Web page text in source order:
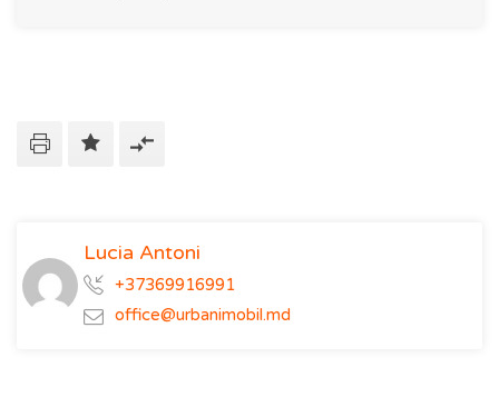
Lucia Antoni
+37369916991
office@urbanimobil.md